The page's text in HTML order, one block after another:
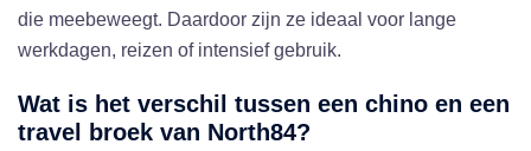
die meebeweegt. Daardoor zijn ze ideaal voor lange
werkdagen, reizen of intensief gebruik.
Wat is het verschil tussen een chino en een
travel broek van North84?